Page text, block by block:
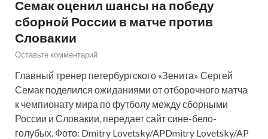
Семак оценил шансы на победу
сборной России в матче против
Словакии
Оставьте комментарий
Главный тренер петербургского «Зенита» Сергей
Семак поделился ожиданиями от отборочного матча
к чемпионату мира по футболу между сборными
России и Словакии, передает сайт сине-бело-
голубых. Фото: Dmitry Lovetsky/APDmitry Lovetsky/AP